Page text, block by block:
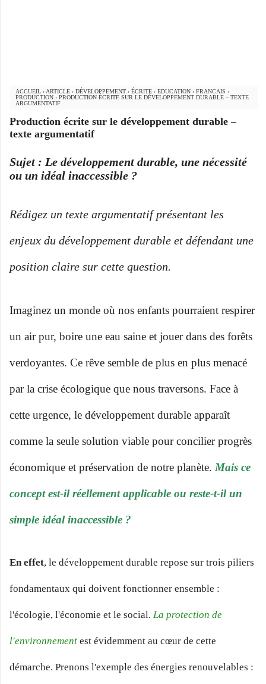
ACCUEIL › ARTICLE › DÉVELOPPEMENT › ÉCRITE › EDUCATION › FRANCAIS ›
PRODUCTION › PRODUCTION ÉCRITE SUR LE DÉVELOPPEMENT DURABLE – TEXTE
ARGUMENTATIF
Production écrite sur le développement durable –
texte argumentatif
Sujet : Le développement durable, une nécessité
ou un idéal inaccessible ?
Rédigez un texte argumentatif présentant les
enjeux du développement durable et défendant une
position claire sur cette question.
Imaginez un monde où nos enfants pourraient respirer
un air pur, boire une eau saine et jouer dans des forêts
verdoyantes. Ce rêve semble de plus en plus menacé
par la crise écologique que nous traversons. Face à
cette urgence, le développement durable apparaît
comme la seule solution viable pour concilier progrès
économique et préservation de notre planète.Mais ce
concept est-il réellement applicable ou reste-t-il un
simple idéal inaccessible ?
En effet, le développement durable repose sur trois piliers
fondamentaux qui doivent fonctionner ensemble :
l'écologie, l'économie et le social. La protection de
l'environnement est évidemment au cœur de cette
démarche. Prenons l'exemple des énergies renouvelables :